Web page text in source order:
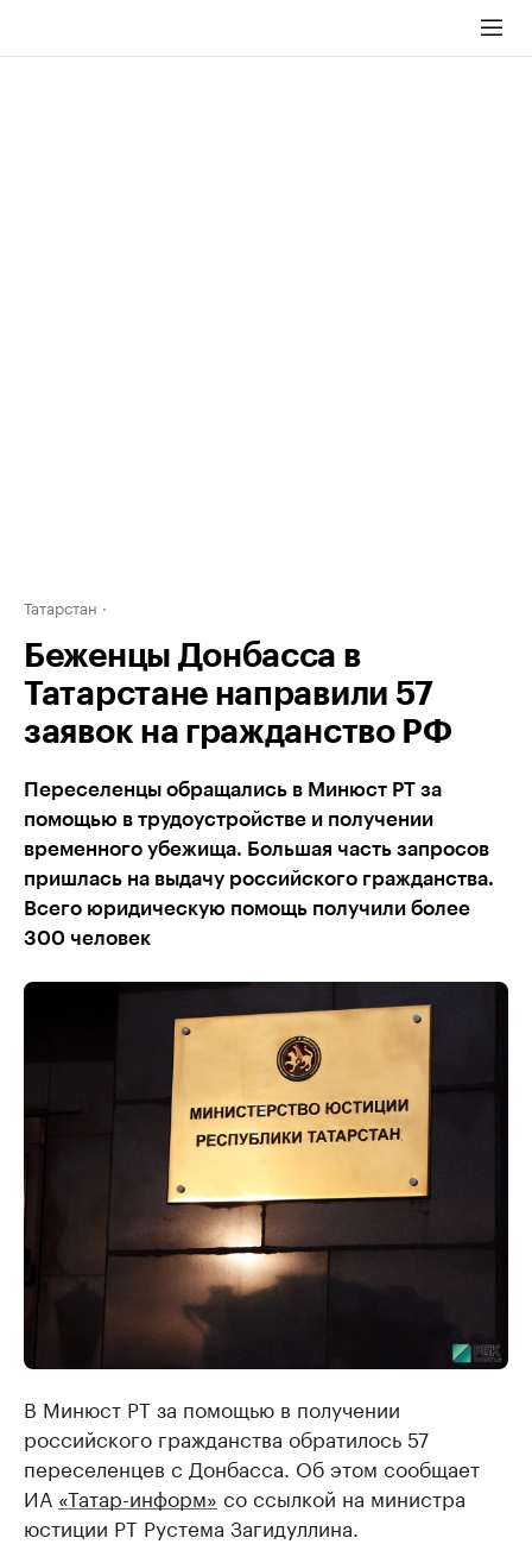
Татарстан
Беженцы Донбасса в
Татарстане направили 57
заявок на гражданство РФ
Переселенцы обращались в Минюст РТ за
помощью в трудоустройстве и получении
временного убежища. Большая часть запросов
пришлась на выдачу российского гражданства.
Всего юридическую помощь получили более
300 человек
В Минюст РТ за помощью в получении
российского гражданства обратилось 57
переселенцев с Донбасса. Об этом сообщает
ИА «Татар-информ» со ссылкой на министра
юстиции РТ Рустема Загидуллина.